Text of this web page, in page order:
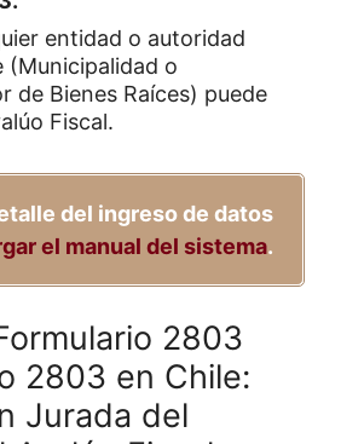
entidad o autoridad
(Municipalidad o
de Bienes Raíces) puede
Fiscal.
del ingreso de datos
el manual del sistema.
2803